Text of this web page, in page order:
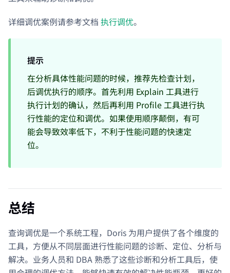
详细调优案例请参考文档 执行调优。
提示
在分析具体性能问题的时候，推荐先检查计划，
后调优执行的顺序。首先利用 Explain 工具进行
执行计划的确认，然后再利用 Profile 工具进行执
行性能的定位和调优。如果使用顺序颠倒，有可
能会导致效率低下，不利于性能问题的快速定
位。
总结
查询调优是一个系统工程，Doris 为用户提供了各个维度的
工具，方便从不同层面进行性能问题的诊断、定位、分析与
解决。业务人员和 DBA 熟悉了这些诊断和分析工具后，使